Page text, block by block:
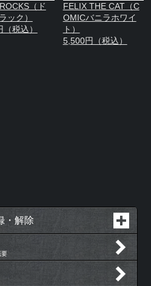
（ド
ック）
税込）
FELIX THE CAT（C
OMICバニラホワイ
ト）
5,500円（税込）
・解除
要